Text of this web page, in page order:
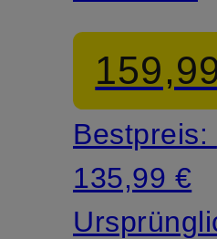
Bestpreis:
135,99 €